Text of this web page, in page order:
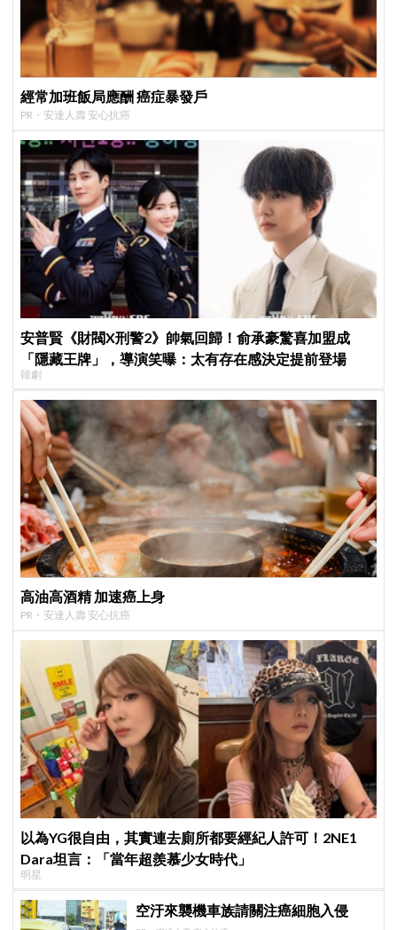
經常加班飯局應酬 癌症暴發戶
PR・安達人壽 安心抗癌
安普賢《財閥X刑警2》帥氣回歸！俞承豪驚喜加盟成
「隱藏王牌」，導演笑曝：太有存在感決定提前登場
韓劇
高油高酒精 加速癌上身
PR・安達人壽 安心抗癌
以為YG很自由，其實連去廁所都要經紀人許可！2NE1
Dara坦言：「當年超羨慕少女時代」
明星
空汙來襲機車族請關注癌細胞入侵